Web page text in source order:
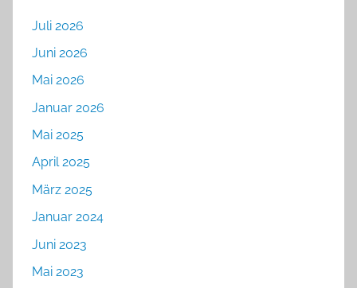
Juli 2026
Juni 2026
Mai 2026
Januar 2026
Mai 2025
April 2025
März 2025
Januar 2024
Juni 2023
Mai 2023